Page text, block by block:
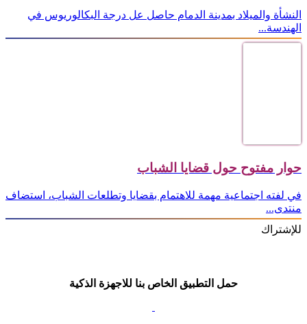
النشأة والميلاد بمدينة الدمام حاصل عل درجة البكالوريوس في
الهندسة...
حوار مفتوح حول قضايا الشباب
في لفته اجتماعية مهمة للاهتمام بقضايا وتطلعات الشباب، استضاف
منتدى...
للإشتراك
حمل التطبيق الخاص بنا للاجهزة الذكية